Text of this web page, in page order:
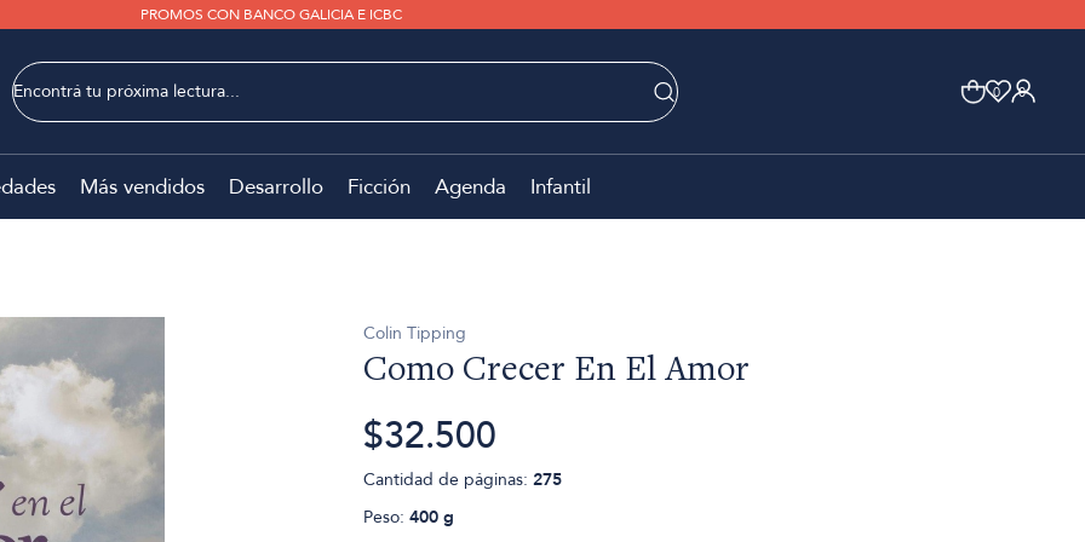
PROMOS CON BANCO GALICIA E ICBC
0 0
Más vendidos Desarrollo Ficción Agenda Infantil
Colin Tipping
Como Crecer En El Amor
$32.500
Cantidad de páginas: 275
Peso: 400 g